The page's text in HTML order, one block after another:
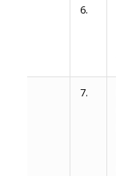
6.
7.